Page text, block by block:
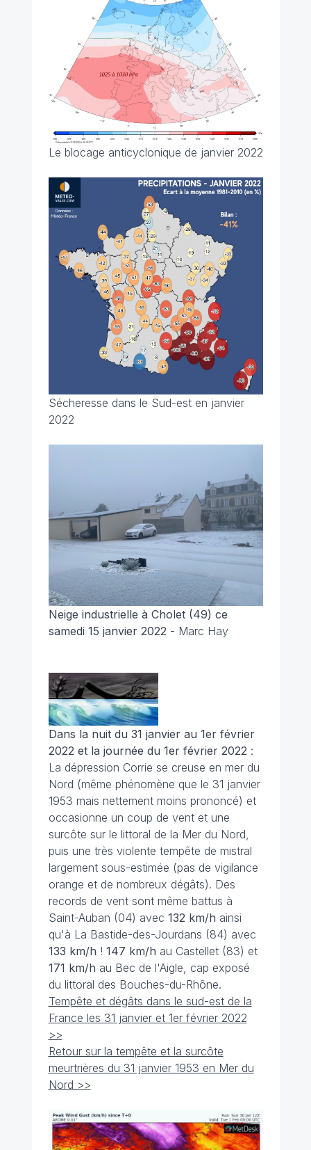
Le blocage anticyclonique de janvier 2022
Sécheresse dans le Sud-est en janvier
2022
Neige industrielle à Cholet (49) ce
samedi 15 janvier 2022 - Marc Hay
Dans la nuit du 31 janvier au 1er février
2022 et la journée du 1er février 2022 :
La dépression Corrie se creuse en mer du
Nord (même phénomène que le 31 janvier
1953 mais nettement moins prononcé) et
occasionne un coup de vent et une
surcôte sur le littoral de la Mer du Nord,
puis une très violente tempête de mistral
largement sous-estimée (pas de vigilance
orange et de nombreux dégâts). Des
records de vent sont même battus à
Saint-Auban (04) avec 132 km/h ainsi
qu'à La Bastide-des-Jourdans (84) avec
133 km/h ! 147 km/h au Castellet (83) et
171 km/h au Bec de l'Aigle, cap exposé
du littoral des Bouches-du-Rhône.
Tempête et dégâts dans le sud-est de la
France les 31 janvier et 1er février 2022
>>
Retour sur la tempête et la surcôte
meurtrières du 31 janvier 1953 en Mer du
Nord >>